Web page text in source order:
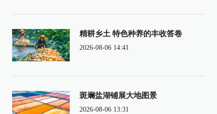
精耕乡土 特色种养的丰收答卷
2026-08-06 14:41
斑斓盐湖铺展大地图景
2026-08-06 13:31